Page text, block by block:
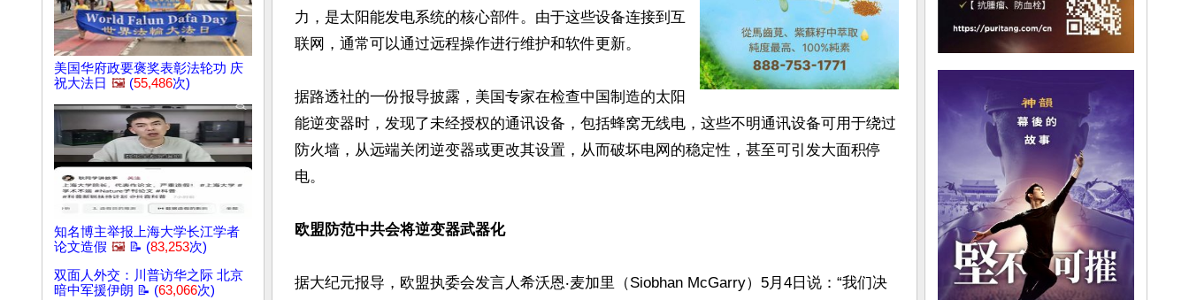
美国华府政要褒奖表彰法轮功 庆
祝大法日 🖼️ (55,486次)
知名博主举报上海大学长江学者
论文造假 🖼️ 📝 (83,253次)
双面人外交：川普访华之际 北京
暗中军援伊朗 📝 (63,066次)
力，是太阳能发电系统的核心部件。由于这些设备连接到互
联网，通常可以通过远程操作进行维护和软件更新。
据路透社的一份报导披露，美国专家在检查中国制造的太阳
能逆变器时，发现了未经授权的通讯设备，包括蜂窝无线电，这些不明通讯设备可用于绕过
防火墙，从远端关闭逆变器或更改其设置，从而破坏电网的稳定性，甚至可引发大面积停
电。
欧盟防范中共会将逆变器武器化
据大纪元报导，欧盟执委会发言人希沃恩‧麦加里（Siobhan McGarry）5月4日说：“我们决